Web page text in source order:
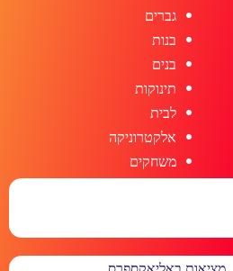
גברים
בנות
בנים
תינוקות
לבית
אלקטרוניקה
משחקים